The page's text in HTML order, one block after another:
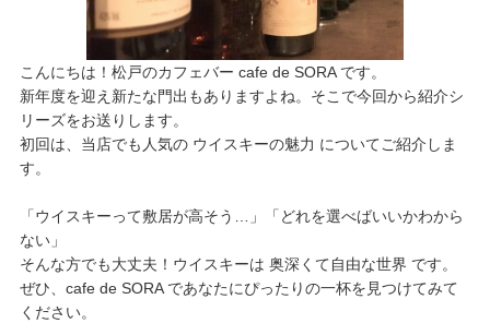
こんにちは！松戸のカフェバー cafe de SORA です。
新年度を迎え新たな門出もありますよね。そこで今回から紹介シ
リーズをお送りします。
初回は、当店でも人気の ウイスキーの魅力 についてご紹介しま
す。
「ウイスキーって敷居が高そう…」「どれを選べばいいかわから
ない」
そんな方でも大丈夫！ウイスキーは 奥深くて自由な世界 です。
ぜひ、cafe de SORA であなたにぴったりの一杯を見つけてみて
ください。